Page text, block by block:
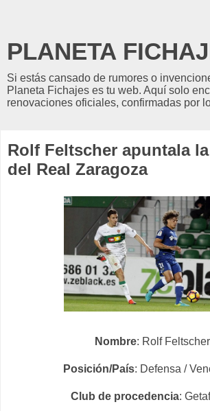
PLANETA
Si estás cansado de rumores o
Planeta Fichajes es tu web. Aquí solo
renovaciones oficiales, confirmadas por
Rolf Feltscher apuntala
del Real Zaragoza
Nombre: Rolf Feltscher
Posición/País: Defensa /
Club de procedencia: